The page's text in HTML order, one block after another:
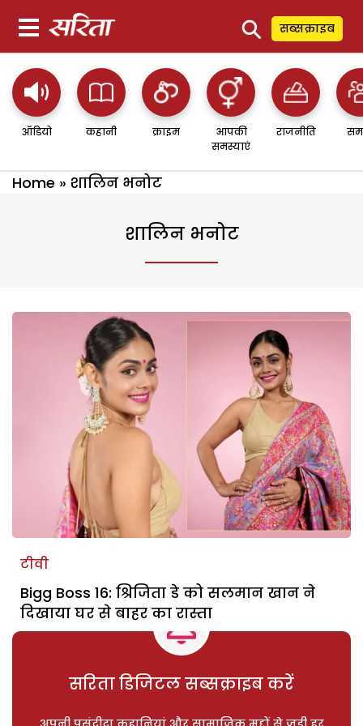
⚲ सब्सक्राइब
ऑडियो कहानी क्राइम
आपकी
समस्याएं
राजनीति
Home » शालिन भनोट
शालिन भनोट
टीवी
Bigg Boss 16: श्रिजिता डे को सलमान खान ने
दिखाया घर से बाहर का रास्ता
सरिता डिजिटल सब्सक्राइब करें